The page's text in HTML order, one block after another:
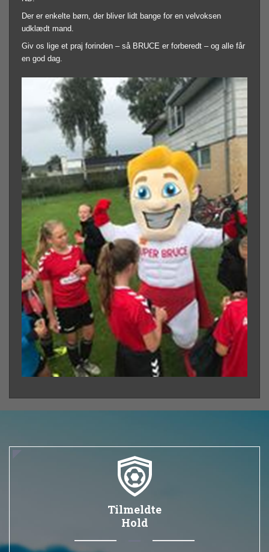
Der er enkelte børn, der bliver lidt bange for en velvoksen
udklædt mand.
Giv os lige et praj forinden – så BRUCE er forberedt – og alle får
en god dag.
Tilmeldte
Hold